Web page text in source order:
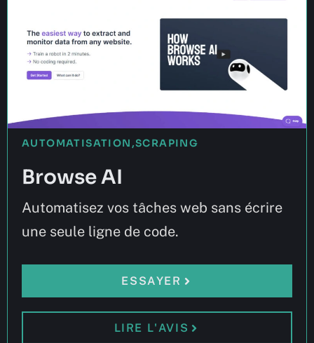
AUTOMATISATION ,SCRAPING
Browse AI
Automatisez vos tâches web sans écrire
une seule ligne de code.
ESSAYER
LIRE L'AVIS